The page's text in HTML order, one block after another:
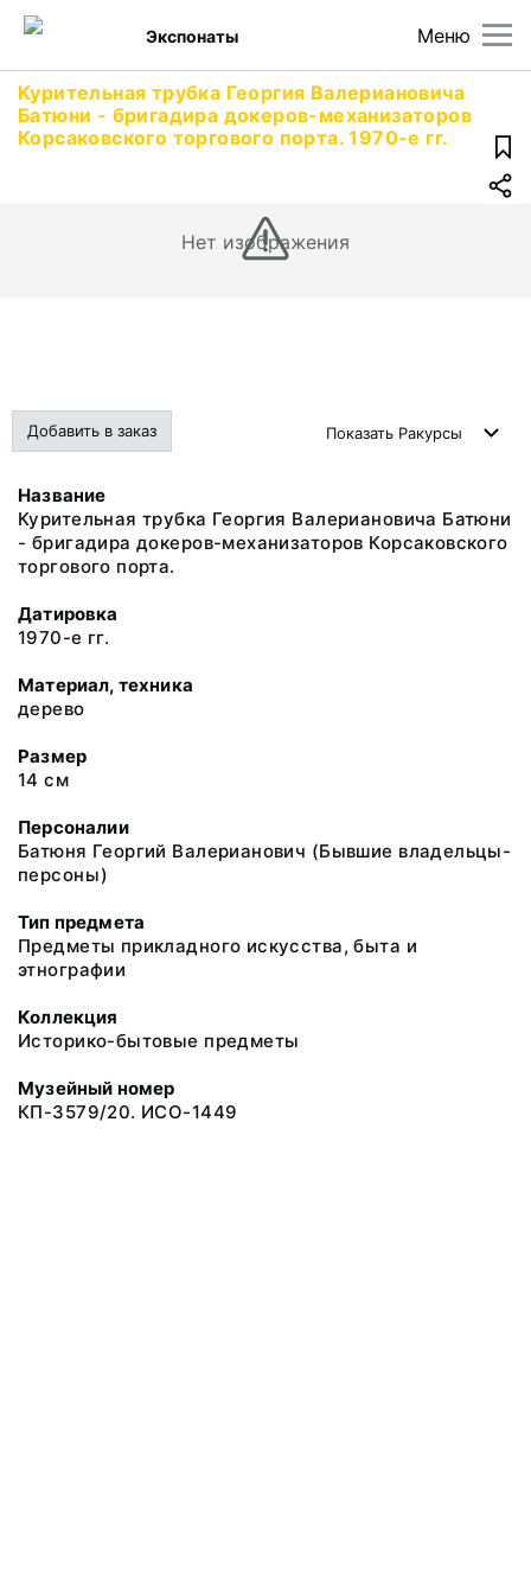
Меню
Экспонаты
Курительная трубка Георгия Валериановича
Батюни - бригадира докеров-механизаторов
Корсаковского торгового порта. 1970-е гг.
Нет изображения
Добавить в заказ Показать Ракурсы
Название
Курительная трубка Георгия Валериановича Батюни
- бригадира докеров-механизаторов Корсаковского
торгового порта.
Датировка
1970-е гг.
Материал, техника
дерево
Размер
14 см
Персоналии
Батюня Георгий Валерианович (Бывшие владельцы-
персоны)
Тип предмета
Предметы прикладного искусства, быта и
этнографии
Коллекция
Историко-бытовые предметы
Музейный номер
КП-3579/20. ИСО-1449